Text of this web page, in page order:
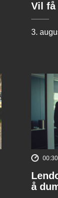
Vil få
3.
00:30
å